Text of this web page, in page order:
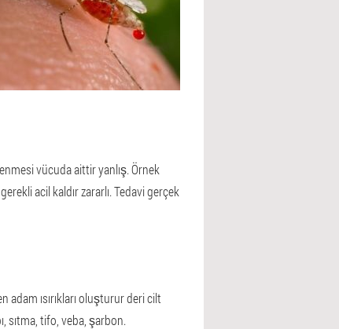
vücuda aittir yanlış. Örnek
acil kaldır zararlı. Tedavi gerçek
ısırıkları oluşturur deri cilt
sıtma, tifo, veba, şarbon.